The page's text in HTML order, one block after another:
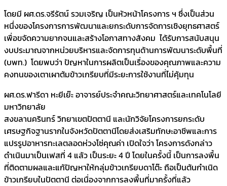
โดยมี ผศ.ดร.จรีรัตน์ รวมเจริญ เป็นหัวหน้าโครงการ ฯ ซึ่งเป็นส่วน
หนึ่งของโครงการการพัฒนาและยกระดับการจัดการเชิงยุทธศาสตร์
เพื่อขจัดความยากจนและสร้างโอกาสทางสังคม ได้รับการสนับสนุน
งบประมาณจากหน่วยบริหารและจัดการทุนด้านการพัฒนาระดับพื้นที่
(บพท.) โดยพบว่า ปัญหาในการผลิตเป็นเรื่องของคุณภาพและความ
คงทนของเตาเผาต้มข้าวเกรียบที่มีระยะการใช้งานที่ไม่คุ้มทุน
ผศ.ดร.ฟารีดา หะยีเย๊ะ อาจารย์ประจำคณะวิทยาศาสตร์และเทคโนโลยี
มหาวิทยาลัย
สงขลานครินทร์ วิทยาเขตปัตตานี และนักวิจัยโครงการยกระดับ
เศรษฐกิจฐานรากในจังหวัดปัตตานีโดยส่งเสริมทักษะอาชีพและการ
แปรรูปอาหารทะเลตลอดห่วงโซ่คุณค่า เปิดใจว่า โครงการดังกล่าว
ดำเนินมาเป็นเฟสที่ 4 แล้ว เป็นระยะ 4 ปี โดยในครั้งนี้ เป็นการลงพื้น
ที่ติดตามผลและแก้ปัญหาให้กลุ่มข้าวเกรียบดาโต๊ะ ถือเป็นต้นกำเนิด
ข้าวเกรียบในปัตตานี ต่อเนื่องจากการลงพื้นที่มาครั้งที่แล้ว